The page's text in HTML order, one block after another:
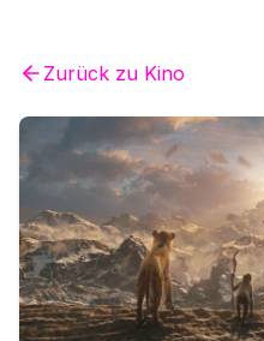
Zurück zu Kino